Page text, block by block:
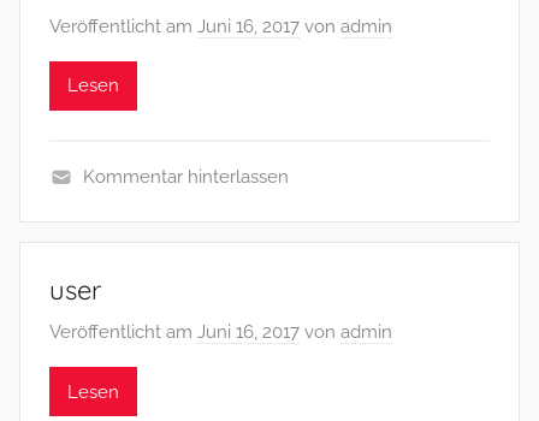
Veröffentlicht am Juni 16, 2017 von admin
Lesen
Kommentar hinterlassen
user
Veröffentlicht am Juni 16, 2017 von admin
Lesen